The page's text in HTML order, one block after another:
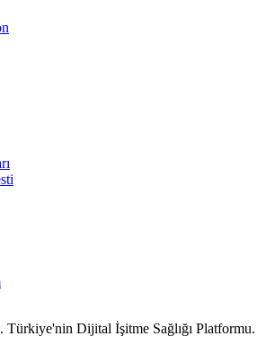
Dijital İşitme Sağlığı Platformu.